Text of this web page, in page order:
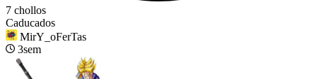
7 chollos
Caducados
MirY_oFerTas
3sem